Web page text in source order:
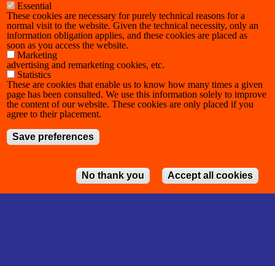
Essential
These cookies are necessary for purely technical reasons for a
normal visit to the website. Given the technical necessity, only an
information obligation applies, and these cookies are placed as
soon as you access the website.
Marketing
advertising and remarketing cookies, etc.
Statistics
These are cookies that enable us to know how many times a given
page has been consulted. We use this information solely to improve
the content of our website. These cookies are only placed if you
agree to their placement.
Save preferences
No thank you Accept all cookies